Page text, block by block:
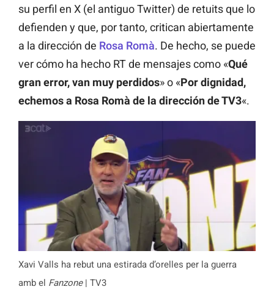
su perfil en X (el antiguo Twitter) de retuits que lo
defienden y que, por tanto, critican abiertamente
a la dirección de Rosa Romà. De hecho, se puede
ver cómo ha hecho RT de mensajes como «Qué
gran error, van muy perdidos» o «Por dignidad,
echemos a Rosa Romà de la dirección de TV3«.
Xavi Valls ha rebut una estirada d’orelles per la guerra
amb el Fanzone| TV3